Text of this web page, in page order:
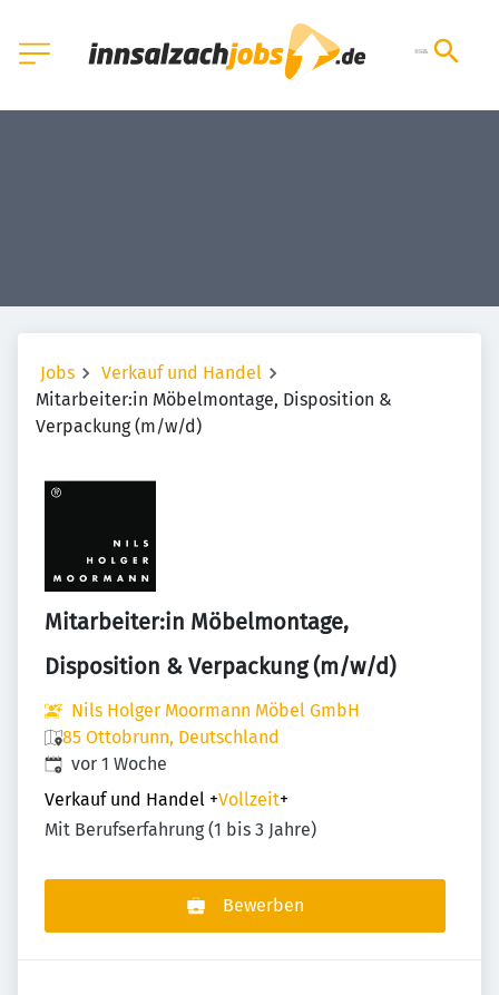
Jobs
Verkauf und Handel
Mitarbeiter:in Möbelmontage, Disposition &
Verpackung (m/w/d)
Mitarbeiter:in Möbelmontage,
Disposition & Verpackung (m/w/d)
Nils Holger Moormann Möbel GmbH
85 Ottobrunn, Deutschland
Veröffentlicht:
vor 1 Woche
Verkauf und Handel +Vollzeit+
Mit Berufserfahrung (1 bis 3 Jahre)
Bewerben